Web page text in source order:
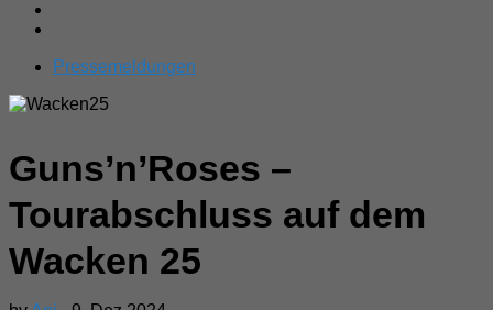
Pressemeldungen
Guns’n’Roses –
Tourabschluss auf dem
Wacken 25